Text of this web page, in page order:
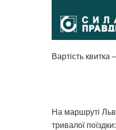
Вартість квитка
На маршруті
тривалої поїздки: